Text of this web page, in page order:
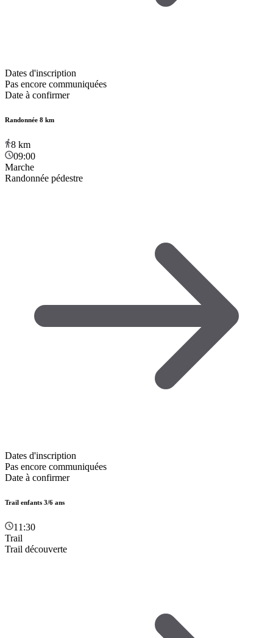
Dates d'inscription
Pas encore communiquées
Date à confirmer
Randonnée 8 km
8 km
09:00
Marche
Randonnée pédestre
Dates d'inscription
Pas encore communiquées
Date à confirmer
Trail enfants 3/6 ans
11:30
Trail
Trail découverte